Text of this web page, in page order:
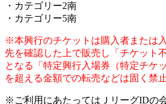
・カテゴリー2南
・カテゴリー5南
※本興行のチケットは購入者または
先を確認した上で販売し「チケット
となる「特定興行入場券（特定チケ
を超える金額での転売などは固く禁
※ご利用にあたってはＪリーグIDの